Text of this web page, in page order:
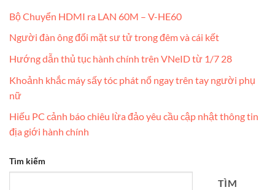
Bộ Chuyển HDMI ra LAN 60M – V-HE60
Người đàn ông đối mặt sư tử trong đêm và cái kết
Hướng dẫn thủ tục hành chính trên VNeID từ 1/7 28
Khoảnh khắc máy sấy tóc phát nổ ngay trên tay người phụ
nữ
Hiếu PC cảnh báo chiêu lừa đảo yêu cầu cập nhật thông tin
địa giới hành chính
Tìm kiếm
TÌM